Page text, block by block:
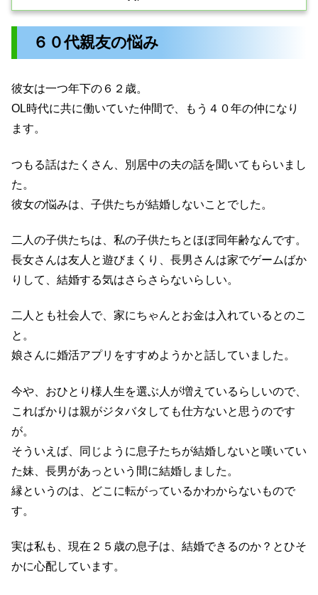
６０代親友の悩み
彼女は一つ年下の６２歳。
OL時代に共に働いていた仲間で、もう４０年の仲になり
ます。
つもる話はたくさん、別居中の夫の話を聞いてもらいまし
た。
彼女の悩みは、子供たちが結婚しないことでした。
二人の子供たちは、私の子供たちとほぼ同年齢なんです。
長女さんは友人と遊びまくり、長男さんは家でゲームばか
りして、結婚する気はさらさらないらしい。
二人とも社会人で、家にちゃんとお金は入れているとのこ
と。
娘さんに婚活アプリをすすめようかと話していました。
今や、おひとり様人生を選ぶ人が増えているらしいので、
こればかりは親がジタバタしても仕方ないと思うのです
が。
そういえば、同じように息子たちが結婚しないと嘆いてい
た妹、長男があっという間に結婚しました。
縁というのは、どこに転がっているかわからないもので
す。
実は私も、現在２５歳の息子は、結婚できるのか？とひそ
かに心配しています。